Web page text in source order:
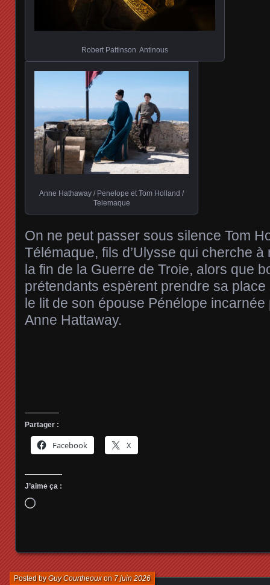
Robert Pattinson Antinous
Anne Hathaway / Penelope et Tom Holland /
Telemaque
On ne peut passer sous silence Tom
Télémaque, fils d’Ulysse qui cherche
la fin de la Guerre de Troie, alors que
prétendants espèrent prendre sa
le lit de son épouse Pénélope
Anne Hattaway.
Partager :
Facebook X
J’aime ça :
Chargement…
Posted byGuy Courtheouxon 7 juin 2026